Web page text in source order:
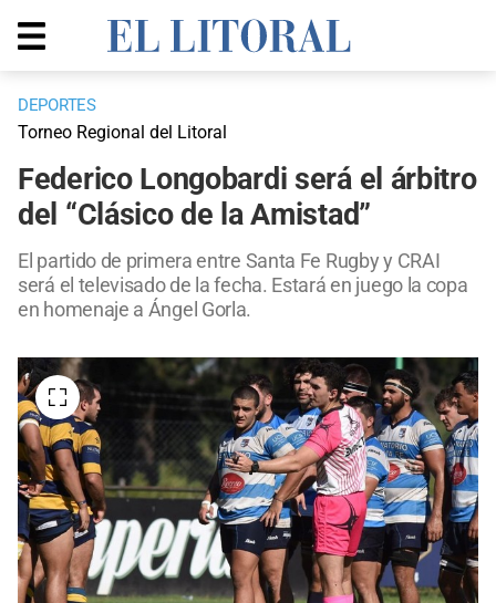
DEPORTES
Torneo Regional del Litoral
Federico Longobardi será el árbitro
del “Clásico de la Amistad”
El partido de primera entre Santa Fe Rugby y CRAI
será el televisado de la fecha. Estará en juego la copa
en homenaje a Ángel Gorla.